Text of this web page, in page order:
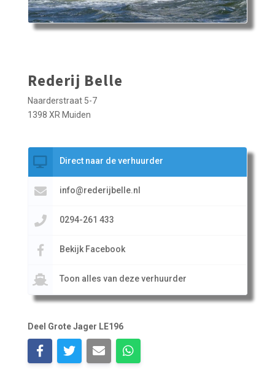
Rederij Belle
Naarderstraat 5-7
1398 XR Muiden
Direct naar de verhuurder
info@rederijbelle.nl
0294-261 433
Bekijk Facebook
Toon alles van deze verhuurder
Deel Grote Jager LE196